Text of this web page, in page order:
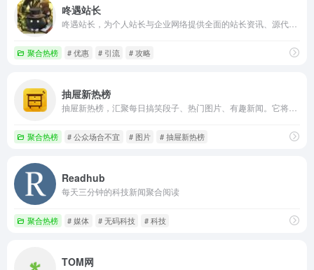
咚遇站长
聚合热榜 # 优惠 # 引流 # 攻略
抽屉新热榜
聚合热榜 # 公众场合不宜 # 图片 # 抽屉新热榜
Readhub
每天三分钟的科技新闻聚合阅读
聚合热榜 # 媒体 # 无码科技 # 科技
TOM网